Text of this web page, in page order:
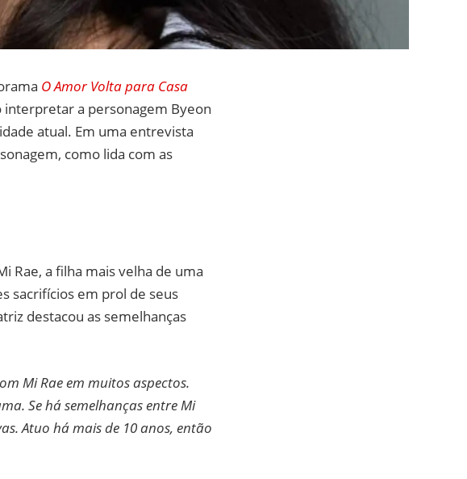
O Amor Volta para Casa
interpretar a personagem Byeon
atual. Em uma entrevista
como lida com as
Rae, a filha mais velha de uma
sacrifícios em prol de seus
destacou as semelhanças
Mi Rae em muitos aspectos.
Se há semelhanças entre Mi
Atuo há mais de 10 anos, então